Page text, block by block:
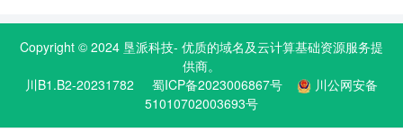
Copyright © 2024 垦派科技- 优质的域名及云计算基础资源服务提
供商。
川B1.B2-20231782
蜀ICP备2023006867号
川公网安备
51010702003693号